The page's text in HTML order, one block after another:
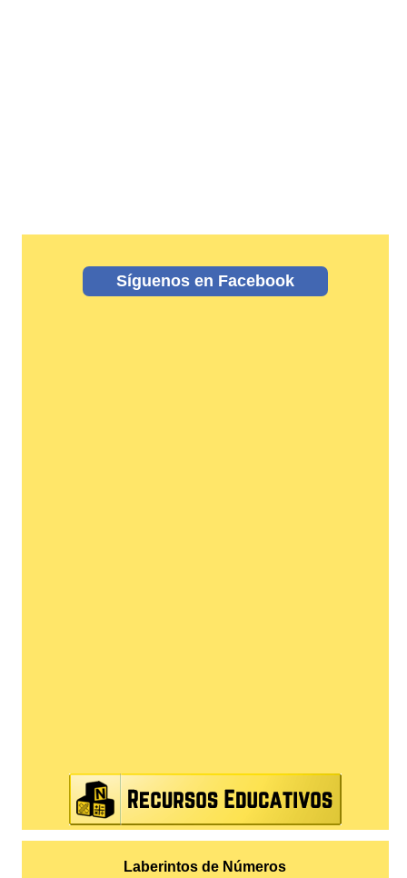
Síguenos en Facebook
Laberintos de Números